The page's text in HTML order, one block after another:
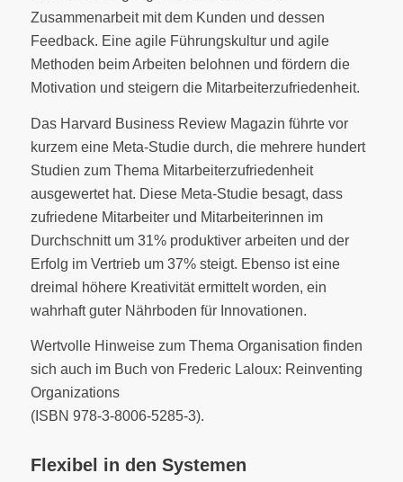
Zusammenarbeit mit dem Kunden und dessen
Feedback. Eine agile Führungskultur und agile
Methoden beim Arbeiten belohnen und fördern die
Motivation und steigern die Mitarbeiterzufriedenheit.
Das Harvard Business Review Magazin führte vor
kurzem eine Meta-Studie durch, die mehrere hundert
Studien zum Thema Mitarbeiterzufriedenheit
ausgewertet hat. Diese Meta-Studie besagt, dass
zufriedene Mitarbeiter und Mitarbeiterinnen im
Durchschnitt um 31% produktiver arbeiten und der
Erfolg im Vertrieb um 37% steigt. Ebenso ist eine
dreimal höhere Kreativität ermittelt worden, ein
wahrhaft guter Nährboden für Innovationen.
Wertvolle Hinweise zum Thema Organisation finden
sich auch im Buch von Frederic Laloux: Reinventing
Organizations
(ISBN 978-3-8006-5285-3).
Flexibel in den Systemen